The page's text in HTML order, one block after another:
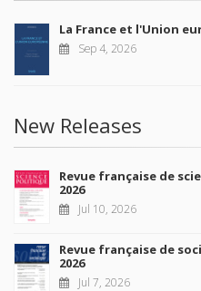
La France et l'Union
Sep 4, 2026
New Releases
Revue française de
2026
Jul 10, 2026
Revue française de
2026
Jul 7, 2026